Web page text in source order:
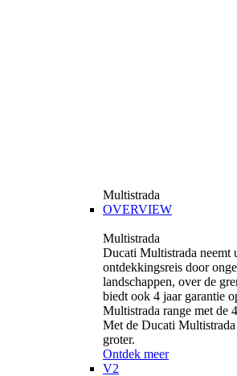
Multistrada
OVERVIEW
Multistrada
Ducati Multistrada neemt
ontdekkingsreis door
landschappen, over de
biedt ook 4 jaar garantie
Multistrada range met de
Met de Ducati
groter.
Ontdek meer
V2